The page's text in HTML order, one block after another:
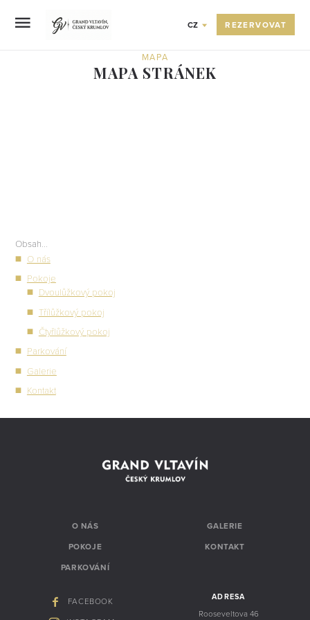
CZ REZERVOVAT
MAPA
MAPA STRÁNEK
Obsah...
O nás
Pokoje
Dvoulůžkový pokoj
Třílůžkový pokoj
Čtyřlůžkový pokoj
Parkování
Galerie
Kontakt
O NÁS
POKOJE
PARKOVÁNÍ
GALERIE
KONTAKT
FACEBOOK ADRESA
Rooseveltova 46